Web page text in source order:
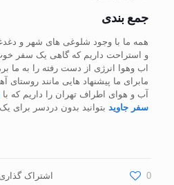
جمع بندی
همه ما با وجود شلوغی های شهر و
و استراحت داریم که گاهی یک سفر
اب وهوا انرژی از دست رفته را به ما
مابرای ما پیشنهاد هایی مانند
آب و هوای اطراف تهران را داریم که با
سفر جاویدبتوانید بدون دردسر برای یک
اشتراک گذاری 0